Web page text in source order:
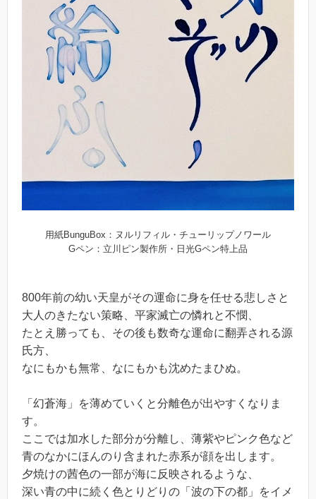
用紙BunguBox：ヌルリフィル・チューリップノワール
Gペン：立川ピン製作所・日光Gペン特上品
800年前の幼い天皇がその運命に身を任せる悲しさと
大人のきたない策略、平家滅亡の憐れと不憫、
たとえ勝っても、その後も数奇な運命に翻弄される源
氏方、
なにもかも無常、なにもかも沈めたまひぬ。
「幻蒼海」を薄めていくと分離色が出やすくなりま
す。
ここでは加水した部分が分離し、薄紫やピンク色など
青のなかにほんのり含まれた赤系が顔を出します。
夕焼けの茜色の一部が海に反映されるような、
深い青の中に続く色とりどりの「波の下の都」をイメ